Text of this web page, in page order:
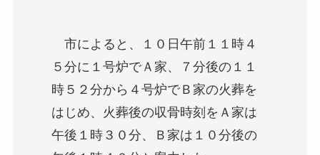
市によると、１０日午前１１時４
５分に１号炉でＡ家、７分後の１１
時５２分から４号炉でＢ家の火葬を
はじめ、火葬後の収骨時刻をＡ家は
午後１時３０分、Ｂ家は１０分後の